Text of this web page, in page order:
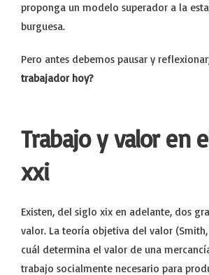
proponga un modelo superador a la
burguesa.
Pero antes debemos pausar y
trabajador hoy?
Trabajo y valor en
xxi
Existen, del siglo xix en adelante, dos
valor. La teoría objetiva del valor (Smith,
cuál determina el valor de una
trabajo socialmente necesario para